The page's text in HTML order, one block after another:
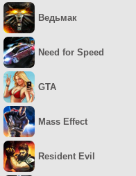
Ведьмак
Need for Speed
GTA
Mass Effect
Resident Evil